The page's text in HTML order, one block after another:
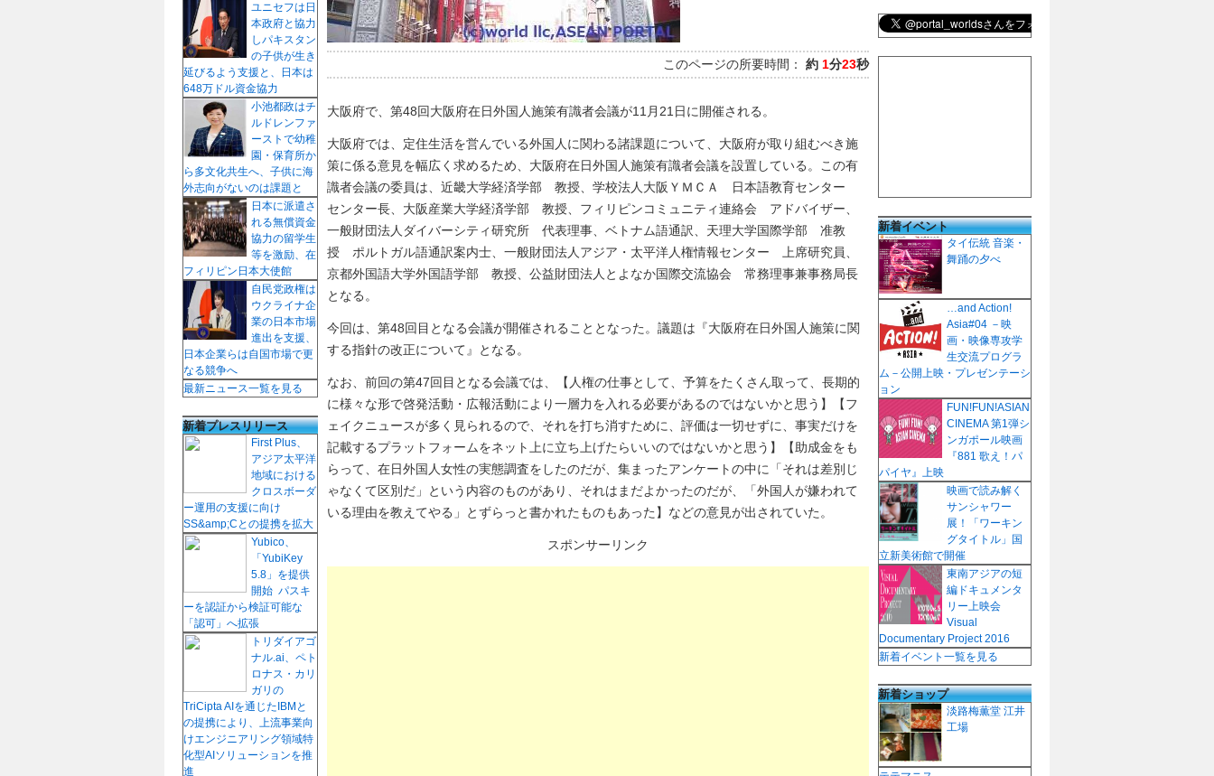
このページの所要時間： 約 1分23秒
大阪府で、第48回大阪府在日外国人施策有識者会議が11月21日に開催される。
大阪府では、定住生活を営んでいる外国人に関わる諸課題について、大阪府が取り組むべき施
策に係る意見を幅広く求めるため、大阪府在日外国人施策有識者会議を設置している。この有
識者会議の委員は、近畿大学経済学部 教授、学校法人大阪ＹＭＣＡ 日本語教育センター
センター長、大阪産業大学経済学部 教授、フィリピンコミュニティ連絡会 アドバイザー、
一般財団法人ダイバーシティ研究所 代表理事、ベトナム語通訳、天理大学国際学部 准教
授 ポルトガル語通訳案内士、一般財団法人アジア・太平洋人権情報センター 上席研究員、
京都外国語大学外国語学部 教授、公益財団法人とよなか国際交流協会 常務理事兼事務局長
となる。
今回は、第48回目となる会議が開催されることとなった。議題は『大阪府在日外国人施策に関
する指針の改正について』となる。
なお、前回の第47回目となる会議では、【人権の仕事として、予算をたくさん取って、長期的
に様々な形で啓発活動・広報活動により一層力を入れる必要があるのではないかと思う】【フ
ェイクニュースが多く見られるので、それを打ち消すために、評価は一切せずに、事実だけを
記載するプラットフォームをネット上に立ち上げたらいいのではないかと思う】【助成金をも
らって、在日外国人女性の実態調査をしたのだが、集まったアンケートの中に「それは差別じ
ゃなくて区別だ」という内容のものがあり、それはまだよかったのだが、「外国人が嫌われて
いる理由を教えてやる」とずらっと書かれたものもあった】などの意見が出されていた。
スポンサーリンク
ユニセフは日
本政府と協力
しパキスタン
の子供が生き
延びるよう支援と、日本は
648万ドル資金協力
小池都政はチ
ルドレンファ
ーストで幼稚
園・保育所か
ら多文化共生へ、子供に海
外志向がないのは課題と
日本に派遣さ
れる無償資金
協力の留学生
等を激励、在
フィリピン日本大使館
自民党政権は
ウクライナ企
業の日本市場
進出を支援、
日本企業らは自国市場で更
なる競争へ
最新ニュース一覧を見る
新着プレスリリース
First Plus、
アジア太平洋
地域における
クロスボーダ
ー運用の支援に向け
SS&amp;Cとの提携を拡大
Yubico、
「YubiKey
5.8」を提供
開始 パスキ
ーを認証から検証可能な
「認可」へ拡張
トリダイアゴ
ナル.ai、ペト
ロナス・カリ
ガリの
TriCipta AIを通じたIBMと
の提携により、上流事業向
けエンジニアリング領域特
化型AIソリューションを推
進
新着イベント
タイ伝統 音楽・
舞踊の夕べ
…and Action!
Asia#04 －映
画・映像専攻学
生交流プログラ
ム－公開上映・プレゼンテーシ
ョン
FUN!FUN!ASIAN
CINEMA 第1弾シ
ンガポール映画
『881 歌え！パ
パイヤ』上映
映画で読み解く
サンシャワー
展！「ワーキン
グタイトル」国
立新美術館で開催
東南アジアの短
編ドキュメンタ
リー上映会
Visual
Documentary Project 2016
新着イベント一覧を見る
新着ショップ
淡路梅薫堂 江井
工場